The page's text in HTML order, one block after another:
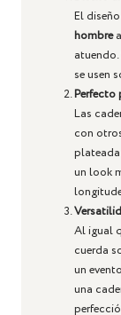
El
hombre
se usen
Perfecto
Las
con
un look
Al igual
cuerda
un
una